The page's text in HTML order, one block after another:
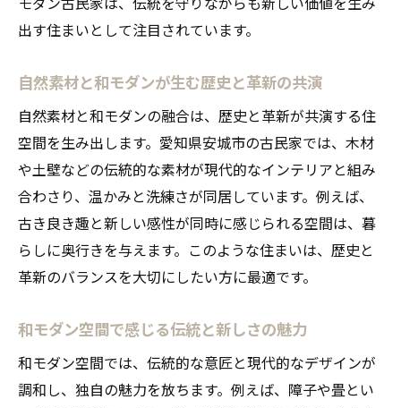
出す住まいとして注目されています。
自然素材と和モダンが生む歴史と革新の共演
自然素材と和モダンの融合は、歴史と革新が共演する住
空間を生み出します。愛知県安城市の古民家では、木材
や土壁などの伝統的な素材が現代的なインテリアと組み
合わさり、温かみと洗練さが同居しています。例えば、
古き良き趣と新しい感性が同時に感じられる空間は、暮
らしに奥行きを与えます。このような住まいは、歴史と
革新のバランスを大切にしたい方に最適です。
和モダン空間で感じる伝統と新しさの魅力
和モダン空間では、伝統的な意匠と現代的なデザインが
調和し、独自の魅力を放ちます。例えば、障子や畳とい